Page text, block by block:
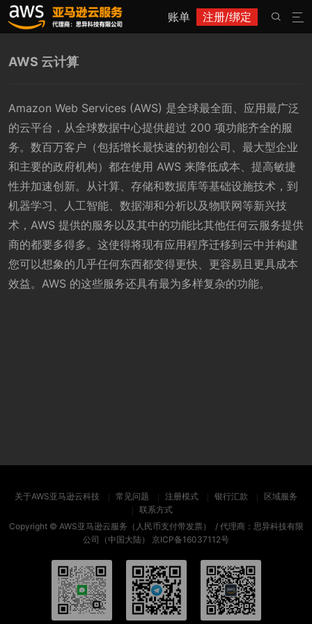
账单 注册/绑定 

AWS 云计算
Amazon Web Services (AWS) 是全球最全面、应用最广泛
的云平台，从全球数据中心提供超过 200 项功能齐全的服
务。数百万客户（包括增长最快速的初创公司、最大型企业
和主要的政府机构）都在使用 AWS 来降低成本、提高敏捷
性并加速创新。从计算、存储和数据库等基础设施技术，到
机器学习、人工智能、数据湖和分析以及物联网等新兴技
术，AWS 提供的服务以及其中的功能比其他任何云服务提供
商的都要多得多。这使得将现有应用程序迁移到云中并构建
您可以想象的几乎任何东西都变得更快、更容易且更具成本
效益。AWS 的这些服务还具有最为多样复杂的功能。
关于AWS亚马逊云科技 常见问题 注册模式 银行汇款
区域服务
联系方式
Copyright © AWS亚马逊云服务（人民币支付带发票）
/ 代理商：思异科技有限
公司（中国大陆） 京ICP备16037112号